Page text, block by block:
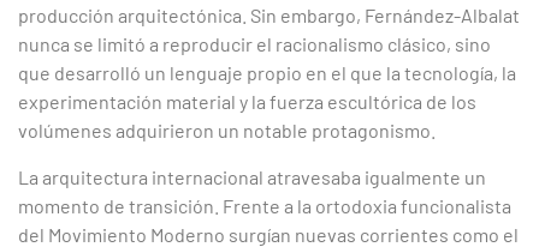
producción arquitectónica. Sin embargo, Fernández-Albalat
nunca se limitó a reproducir el racionalismo clásico, sino
que desarrolló un lenguaje propio en el que la tecnología, la
experimentación material y la fuerza escultórica de los
volúmenes adquirieron un notable protagonismo.
La arquitectura internacional atravesaba igualmente un
momento de transición. Frente a la ortodoxia funcionalista
del Movimiento Moderno surgían nuevas corrientes como el